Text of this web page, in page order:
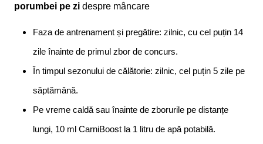
porumbei pe zi despre mâncare
Faza de antrenament și pregătire: zilnic, cu cel puțin 14
zile înainte de primul zbor de concurs.
În timpul sezonului de călătorie: zilnic, cel puțin 5 zile pe
săptămână.
Pe vreme caldă sau înainte de zborurile pe distanțe
lungi, 10 ml CarniBoost la 1 litru de apă potabilă.